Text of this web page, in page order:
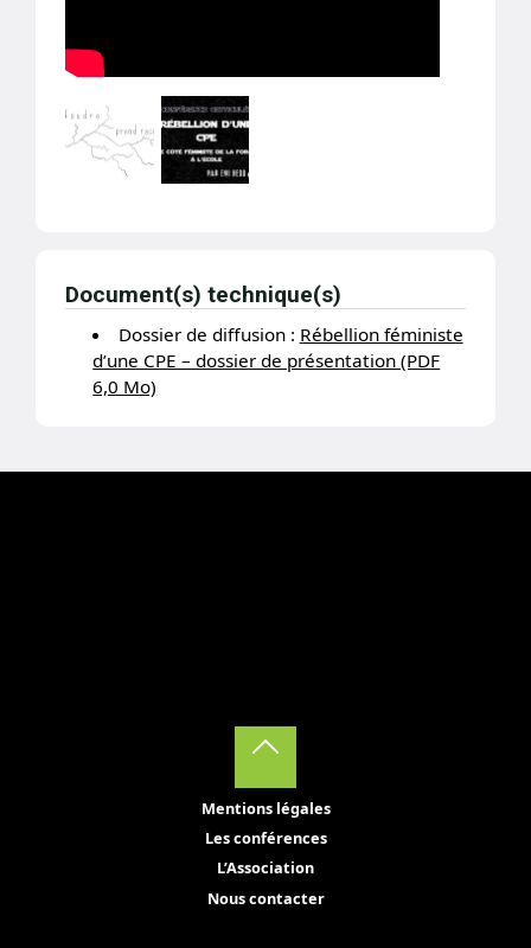
Document(s) technique(s)
Dossier de diffusion : Rébellion féministe
d’une CPE – dossier de présentation (PDF
6,0 Mo)
Mentions légales
Les conférences
L’Association
Nous contacter
Back
to
Top